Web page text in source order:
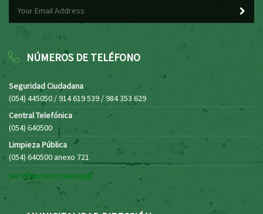
NÚMEROS DE TELÉFONO
Seguridad Ciudadana
(054) 445050 / 914 619 539 / 984 353 629
Central Telefónica
(054) 640500
Limpieza Pública
(054) 640500 anexo 721
Ver directorio municipal